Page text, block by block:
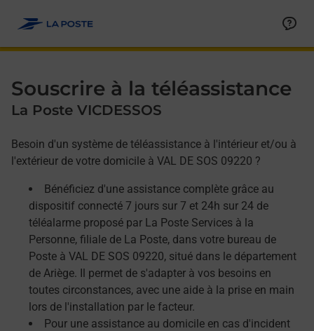
Souscrire à la téléassistance
La Poste VICDESSOS
Besoin d'un système de téléassistance à l'intérieur et/ou à
l'extérieur de votre domicile à VAL DE SOS 09220 ?
Bénéficiez d'une assistance complète grâce au
dispositif connecté 7 jours sur 7 et 24h sur 24 de
téléalarme proposé par La Poste Services à la
Personne, filiale de La Poste, dans votre bureau de
Poste à VAL DE SOS 09220, situé dans le département
de Ariège. Il permet de s'adapter à vos besoins en
toutes circonstances, avec une aide à la prise en main
lors de l'installation par le facteur.
Pour une assistance au domicile en cas d'incident